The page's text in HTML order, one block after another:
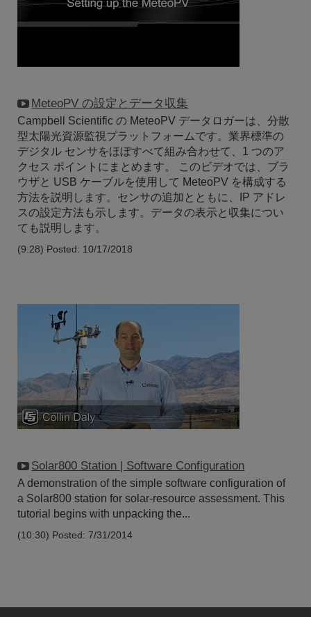
MeteoPV の設定とデータ収集
Campbell Scientific の MeteoPV データロガーは、分散
型太陽光資源監視プラットフォームです。業界標準の
デジタル センサをほぼすべて組み合わせて、1 つのア
クセス ポイントにまとめます。 このビデオでは、ブラ
ウザと USB ケーブルを使用して MeteoPV を構成する
方法を説明します。センサの追加とともに、IP アドレ
スの設定方法も示します。データの表示と収集につい
ても説明します。
(9:28) Posted: 10/17/2018
Solar800 Station | Software Configuration
A demonstration of the simple software configuration of
a Solar800 station for solar-resource assessment. This
tutorial begins with unpacking the...
(10:30) Posted: 7/31/2014